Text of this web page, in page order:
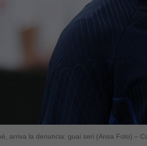
arriva la denuncia: guai seri (Ansa Foto) –